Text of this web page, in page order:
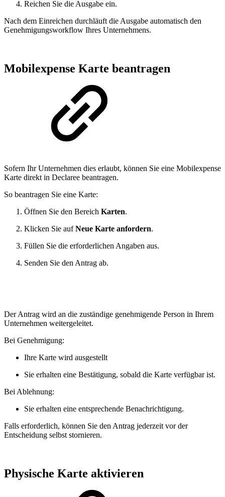
Reichen Sie die Ausgabe ein.
Nach dem Einreichen durchläuft die Ausgabe automatisch den
Genehmigungsworkflow Ihres Unternehmens.
Mobilexpense Karte beantragen
Sofern Ihr Unternehmen dies erlaubt, können Sie eine Mobilexpense
Karte direkt in Declaree beantragen.
So beantragen Sie eine Karte:
Öffnen Sie den Bereich Karten.
Klicken Sie aufNeue Karte anfordern.
Füllen Sie die erforderlichen Angaben aus.
Senden Sie den Antrag ab.
Der Antrag wird an die zuständige genehmigende Person in Ihrem
Unternehmen weitergeleitet.
Bei Genehmigung:
Ihre Karte wird ausgestellt
Sie erhalten eine Bestätigung, sobald die Karte verfügbar ist.
Bei Ablehnung:
Sie erhalten eine entsprechende Benachrichtigung.
Falls erforderlich, können Sie den Antrag jederzeit vor der
Entscheidung selbst stornieren.
Physische Karte aktivieren